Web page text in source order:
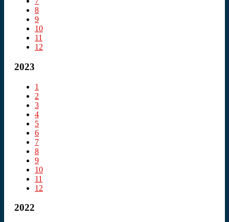
8
9
10
11
12
2023
1
2
3
4
5
6
7
8
9
10
11
12
2022